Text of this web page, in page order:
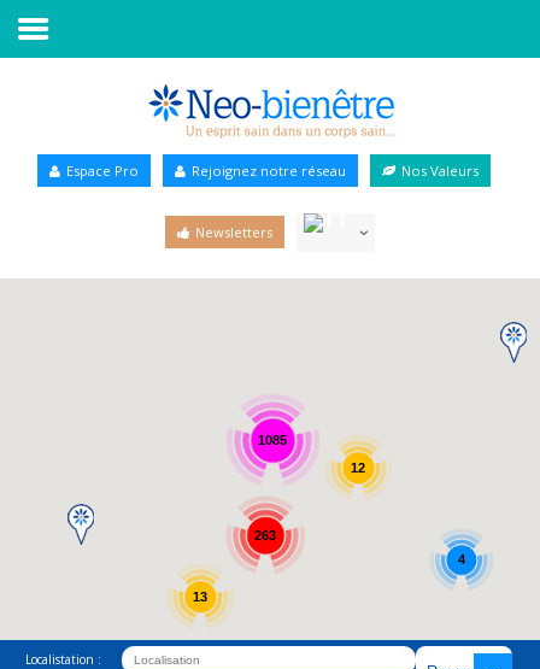
Annuaire Bien-être
Espace Pro Rejoignez notre réseau Nos Valeurs
Newsletters
1085
13
263
4
12
Localistation :